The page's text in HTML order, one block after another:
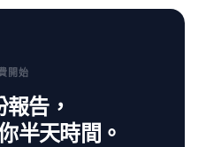
開始
告，
半天時間。